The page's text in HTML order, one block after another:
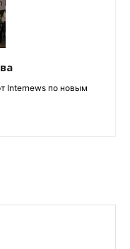
Internews по новым